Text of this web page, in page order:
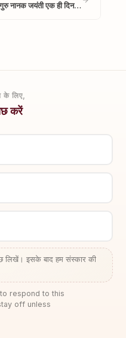
गुरु नानक जयंती एक ही दिन…
के लिए,
करें
लिखें। इसके बाद हम संस्कार की
respond to this
off unless